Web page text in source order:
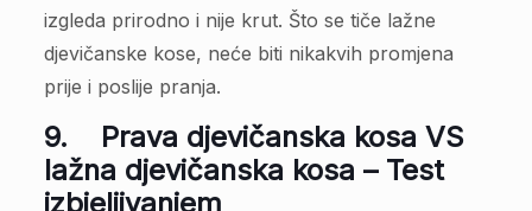
izgleda prirodno i nije krut. Što se tiče lažne
djevičanske kose, neće biti nikakvih promjena
prije i poslije pranja.
9. Prava djevičanska kosa VS
lažna djevičanska kosa – Test
izbjeljivanjem